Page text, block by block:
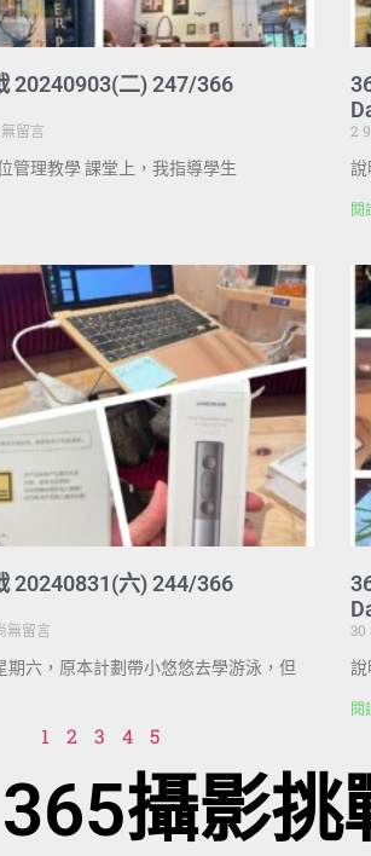
20240903(二) 247/366
留言
管理教學 課堂上，我指導學生
2
說
閱
20240831(六) 244/366
無留言
期六，原本計劃帶小悠悠去學游泳，但
30
說
閱
1 2 3 4 5
攝影挑